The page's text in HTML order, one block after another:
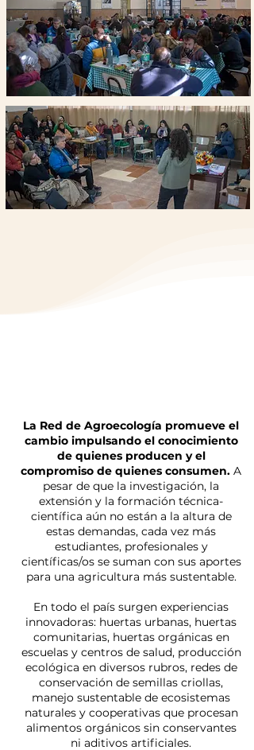
La Red de Agroecología promueve el
cambio impulsando el conocimiento
de quienes producen y el
compromiso de quienes consumen. A
pesar de que la investigación, la
extensión y la formación técnica-
científica aún no están a la altura de
estas demandas, cada vez más
estudiantes, profesionales y
científicas/os se suman con sus aportes
para una agricultura más sustentable.
En todo el país surgen experiencias
innovadoras: huertas urbanas, huertas
comunitarias, huertas orgánicas en
escuelas y centros de salud, producción
ecológica en diversos rubros, redes de
conservación de semillas criollas,
manejo sustentable de ecosistemas
naturales y cooperativas que procesan
alimentos orgánicos sin conservantes
ni aditivos artificiales.